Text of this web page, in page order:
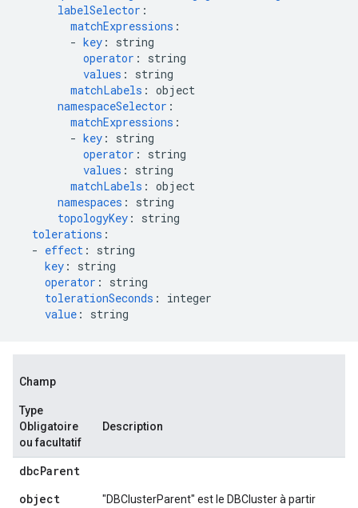
labelSelector :
matchExpressions :
- key :
string
operator :
string
values :
string
matchLabels : object
namespaceSelector :
matchExpressions :
- key :
string
operator :
string
values :
string
matchLabels : object
namespaces :
string
topologyKey :
string
tolerations :
- effect :
string
key :
string
operator :
string
tolerationSeconds :
integer
value : string
Champ
Type
Obligatoire
ou facultatif
Description
dbcParent
object
"DBClusterParent" est le DBCluster à partir